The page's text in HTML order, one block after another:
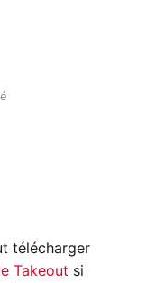
télécharger
Takeout si